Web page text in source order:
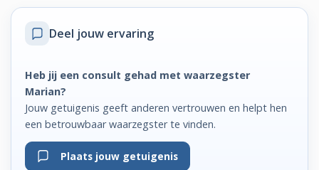
Deel jouw ervaring
Heb jij een consult gehad met waarzegster
Marian?
Jouw getuigenis geeft anderen vertrouwen en helpt hen
een betrouwbaar waarzegster te vinden.
Plaats jouw getuigenis